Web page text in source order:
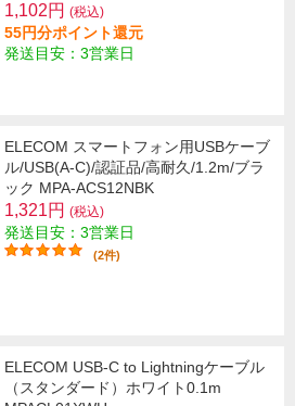
1,102円 (税込)
55円分ポイント還元
発送目安：3営業日
ELECOM スマートフォン用USBケーブ
ル/USB(A-C)/認証品/高耐久/1.2m/ブラ
ック MPA-ACS12NBK
1,321円 (税込)
発送目安：3営業日
(2件)
ELECOM USB-C to Lightningケーブル
（スタンダード）ホワイト0.1m